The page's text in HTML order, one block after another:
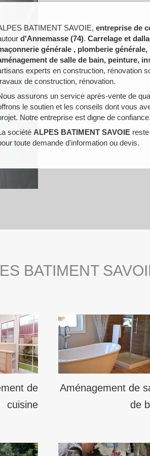
BATIMENT SAVOIE, entreprise de
d'Annemasse (74). Carrelage et
générale , plomberie
de salle de bain, peinture,
experts en construction, rénovation
de construction, rénovation.
assurons un service après-vente de
le soutien et les conseils dont vous
Notre entreprise est digne de confiance.
société ALPES BATIMENT SAVOIE
toute demande d'information ou devis.
BATIMENT
de
cuisine
Aménagement de
de